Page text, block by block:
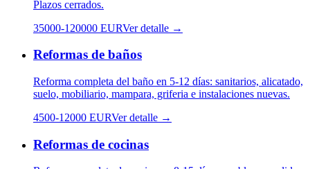
Plazos cerrados.
35000-120000 EURVer detalle →
Reformas de baños
Reforma completa del baño en 5-12 días: sanitarios, alicatado,
suelo, mobiliario, mampara, griferia e instalaciones nuevas.
4500-12000 EURVer detalle →
Reformas de cocinas